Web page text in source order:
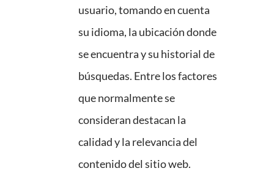
usuario, tomando en cuenta
su idioma, la ubicación donde
se encuentra y su historial de
búsquedas. Entre los factores
que normalmente se
consideran destacan la
calidad y la relevancia del
contenido del sitio web.